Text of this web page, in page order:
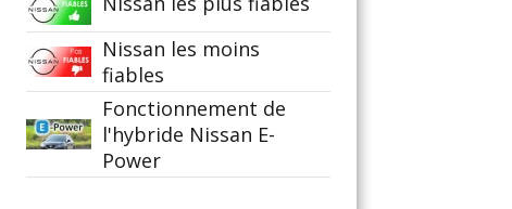
Nissan les moins
fiables
Fonctionnement de
l'hybride Nissan E-
Power